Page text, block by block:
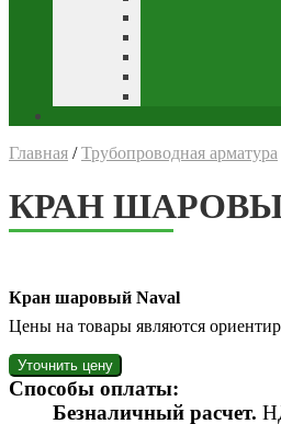
Главная /Трубопроводная арматура
КРАН ШАРОВЫЙ
Кран шаровый Naval
Цены на товары являются
Способы оплаты:
Безналичный расчет.